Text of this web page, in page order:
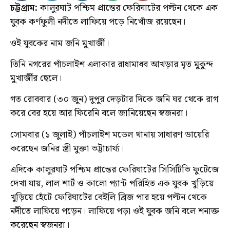
চট্টগ্রাম:কালুরঘাট পশ্চিম প্রান্তের ফেরিঘাটের পল্টন থেকে এক
যুবক কর্ণফুলী নদীতে লাফিয়ে পড়ে নিখোঁজ রয়েছেন।
ওই যুবকের নাম জনি মুখার্জী।
তিনি নগরের পাঁচলাইশ এলাকার রাধামাধব আখড়ার মৃত মুকুন্দ
মুখার্জীর ছেলে।
গত রোববার (৩০ জুন) দুপুর দেড়টার দিকে জনি ঘর থেকে রাগ
করে বের হয়ে আর ফিরেনি বলে জানিয়েছেন স্বজনরা।
সোমবার (১ জুলাই) পাঁচলাইশ মডেল থানায় সাধারণ ডায়েরি
করেছেন জনির স্ত্রী মুক্তা ভট্টাচার্য্য।
এদিকে কালুরঘাট পশ্চিম প্রান্তের ফেরিঘাটের সিসিটিভি ফুটেজে
দেখা যায়, লাল শার্ট ও কালো প্যান্ট পরিহিত এক যুবক খুড়িয়ে
খুড়িয়ে হেঁটে ফেরিঘাটের বেইলি ব্রিজ পার হয়ে পল্টন থেকে
নদীতে লাফিয়ে পড়েন। লাফিয়ে পড়া ওই যুবক জনি বলে শনাক্ত
করেছেন স্বজনরা।